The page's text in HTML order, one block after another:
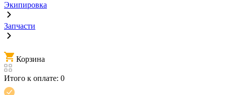
Экипировка
Запчасти
Корзина
Итого к оплате: 0